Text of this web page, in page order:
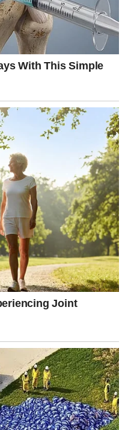
uspjehe. Nakon preseljenja
u Subotici do zaruka s
strast prema glazbi i tada
sa svijetom
karijeri dogodio se kada
Zvezde Granda.
postala vrlo tražena
prozvali
svojoj mladosti, bez
ostavljajući nijednu